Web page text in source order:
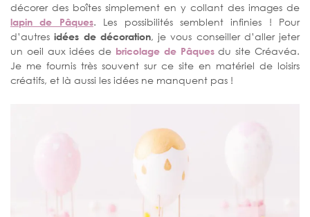
décorer des boîtes simplement en y collant des images de
lapin de Pâques. Les possibilités semblent infinies ! Pour
d’autres idées de décoration, je vous conseiller d’aller jeter
un oeil aux idées de bricolage de Pâquesdu site Créavéa.
Je me fournis très souvent sur ce site en matériel de loisirs
créatifs, et là aussi les idées ne manquent pas !